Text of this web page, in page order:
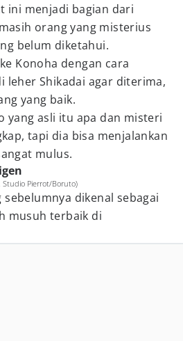
ini menjadi bagian dari
orang yang misterius
belum diketahui.
Konoha dengan cara
leher Shikadai agar diterima,
yang baik.
yang asli itu apa dan misteri
tapi dia bisa menjalankan
mulus.
Studio Pierrot/Boruto)
dikenal sebagai
musuh terbaik di